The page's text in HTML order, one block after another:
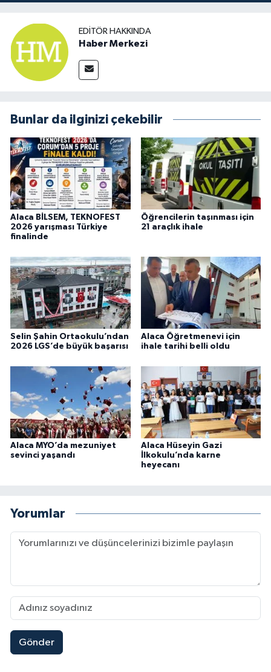
EDITÖR HAKKINDA
Haber Merkezi
Bunlar da ilginizi çekebilir
Alaca BİLSEM, TEKNOFEST
2026 yarışması Türkiye
finalinde
Öğrencilerin taşınması için
21 araçlık ihale
Selin Şahin Ortaokulu’ndan
2026 LGS’de büyük başarısı
Alaca Öğretmenevi için
ihale tarihi belli oldu
Alaca MYO’da mezuniyet
sevinci yaşandı
Alaca Hüseyin Gazi
İlkokulu’nda karne
heyecanı
Yorumlar
Gönder